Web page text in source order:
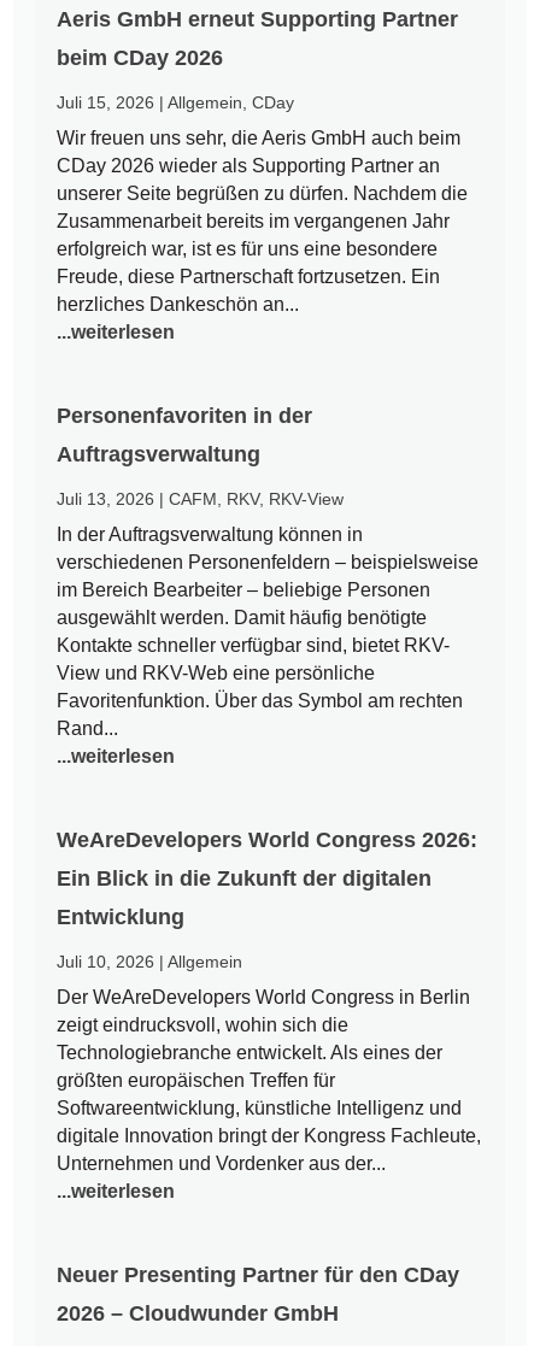
Aeris GmbH erneut Supporting Partner
beim CDay 2026
Juli 15, 2026 |Allgemein ,CDay
Wir freuen uns sehr, die Aeris GmbH auch beim
CDay 2026 wieder als Supporting Partner an
unserer Seite begrüßen zu dürfen. Nachdem die
Zusammenarbeit bereits im vergangenen Jahr
erfolgreich war, ist es für uns eine besondere
Freude, diese Partnerschaft fortzusetzen. Ein
herzliches Dankeschön an...
...weiterlesen
Personenfavoriten in der
Auftragsverwaltung
Juli 13, 2026 |CAFM RKV, RKV-View
In der Auftragsverwaltung können in
verschiedenen Personenfeldern – beispielsweise
im Bereich Bearbeiter – beliebige Personen
ausgewählt werden. Damit häufig benötigte
Kontakte schneller verfügbar sind, bietet RKV-
View und RKV-Web eine persönliche
Favoritenfunktion. Über das Symbol am rechten
Rand...
...weiterlesen
WeAreDevelopers World Congress 2026:
Ein Blick in die Zukunft der digitalen
Entwicklung
Juli 10, 2026 |Allgemein
Der WeAreDevelopers World Congress in Berlin
zeigt eindrucksvoll, wohin sich die
Technologiebranche entwickelt. Als eines der
größten europäischen Treffen für
Softwareentwicklung, künstliche Intelligenz und
digitale Innovation bringt der Kongress Fachleute,
Unternehmen und Vordenker aus der...
...weiterlesen
Neuer Presenting Partner für den CDay
2026 – Cloudwunder GmbH